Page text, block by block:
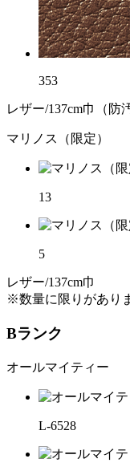
353
レザー/137cm巾（防
マリノス（限定）
13
5
レザー/137cm巾
※数量に限りがあり
Bランク
オールマイティー
L-6528